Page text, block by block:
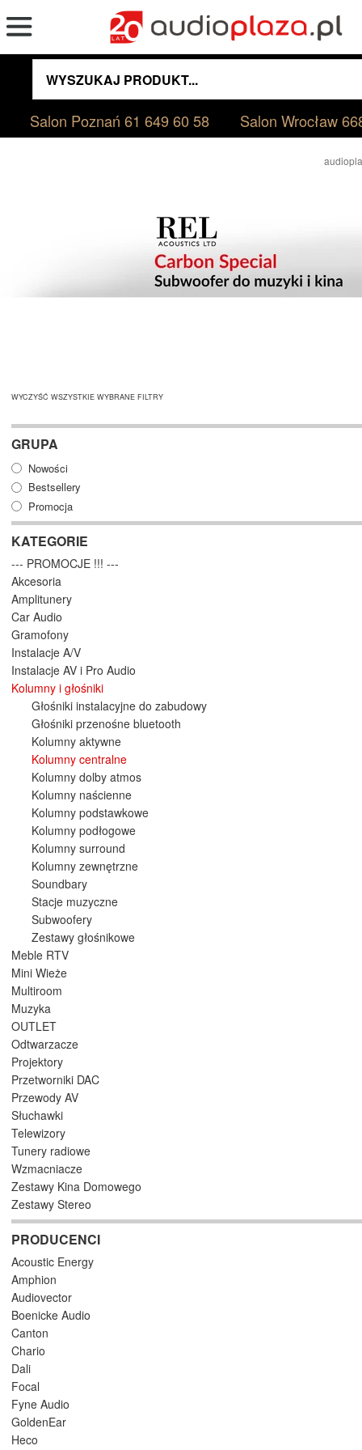
Salon Poznań61 649 60 58 Salon Wrocław
WYCZYŚĆ WSZYSTKIE WYBRANE FILTRY
GRUPA
Nowości
Bestsellery
Promocja
KATEGORIE
--- PROMOCJE !!! ---
Akcesoria
Amplitunery
Car Audio
Gramofony
Instalacje A/V
Instalacje AV i Pro Audio
Kolumny i głośniki
Głośniki instalacyjne do zabudowy
Głośniki przenośne bluetooth
Kolumny aktywne
Kolumny centralne
Kolumny dolby atmos
Kolumny naścienne
Kolumny podstawkowe
Kolumny podłogowe
Kolumny surround
Kolumny zewnętrzne
Soundbary
Stacje muzyczne
Subwoofery
Zestawy głośnikowe
Meble RTV
Mini Wieże
Multiroom
Muzyka
OUTLET
Odtwarzacze
Projektory
Przetworniki DAC
Przewody AV
Słuchawki
Telewizory
Tunery radiowe
Wzmacniacze
Zestawy Kina Domowego
Zestawy Stereo
PRODUCENCI
Acoustic Energy
Amphion
Audiovector
Boenicke Audio
Canton
Chario
Dali
Focal
Fyne Audio
GoldenEar
Heco